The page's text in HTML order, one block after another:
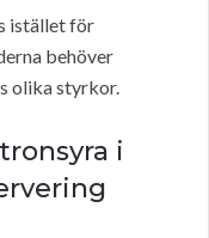
istället för
behöver
olika styrkor.
i